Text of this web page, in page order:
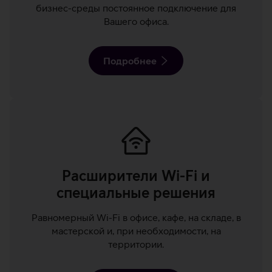
бизнес-среды постоянное подключение для
Вашего офиса.
Подробнее
Расширители Wi-Fi и
специальные решения
Равномерный Wi-Fi в офисе, кафе, на складе, в
мастерской и, при необходимости, на
территории.